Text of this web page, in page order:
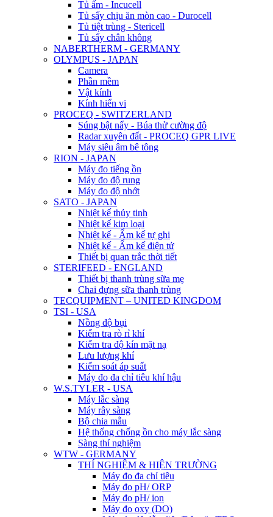
Tủ ấm - Incucell
Tủ sấy chịu ăn mòn cao - Durocell
Tủ tiệt trùng - Stericell
Tủ sấy chân không
NABERTHERM - GERMANY
OLYMPUS - JAPAN
Camera
Phần mềm
Vật kính
Kính hiển vi
PROCEQ - SWITZERLAND
Súng bật nẩy - Búa thử cường độ
Radar xuyên đất - PROCEQ GPR LIVE
Máy siêu âm bê tông
RION - JAPAN
Máy đo tiếng ồn
Máy đo độ rung
Máy đo độ nhớt
SATO - JAPAN
Nhiệt kế thủy tinh
Nhiệt kế kim loại
Nhiệt kế - Ẩm kế tự ghi
Nhiệt kế - Ẩm kế điện tử
Thiết bị quan trắc thời tiết
STERIFEED - ENGLAND
Thiết bị thanh trùng sữa mẹ
Chai đựng sữa thanh trùng
TECQUIPMENT – UNITED KINGDOM
TSI - USA
Nồng độ bụi
Kiểm tra rò rỉ khí
Kiểm tra độ kín mặt nạ
Lưu lượng khí
Kiểm soát áp suất
Máy đo đa chỉ tiêu khí hậu
W.S.TYLER - USA
Máy lắc sàng
Máy rây sàng
Bộ chia mẫu
Hệ thống chống ồn cho máy lắc sàng
Sàng thí nghiệm
WTW - GERMANY
THÍ NGHIỆM & HIỆN TRƯỜNG
Máy đo đa chỉ tiêu
Máy đo pH/ ORP
Máy đo pH/ ion
Máy đo oxy (DO)